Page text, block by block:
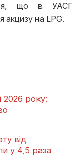
що в УАСГ
акцизу на LPG.
2026 року:
від
у 4,5 раза